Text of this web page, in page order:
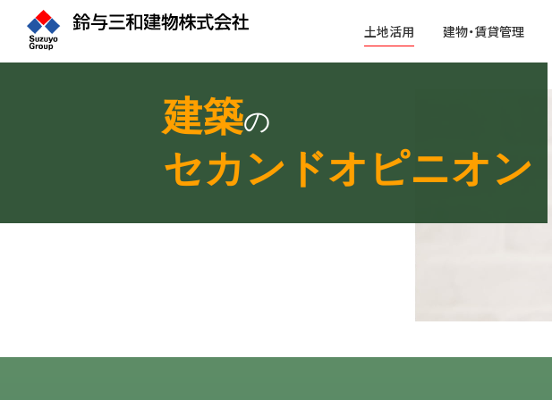
土地活用 建物・賃貸管理
建築の
セカンドオピニオン